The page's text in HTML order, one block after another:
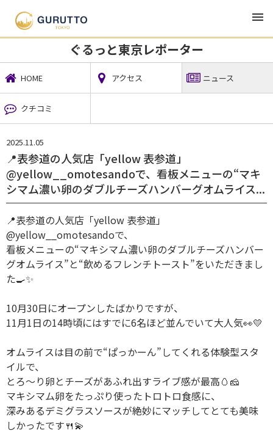
TOP
ぐるっと東京レポーター
HOME アクセス ニュース
クチコミ
2025.11.05
📍表参道の人気店「yellow 表参道」
@yellow__omotesandoで、看板メニューの“マキ
シマム濃い卵のダブルチーズハンバーグオムライス...
📍表参道の人気店「yellow 表参道」
@yellow__omotesandoで、
看板メニューの“マキシマム濃い卵のダブルチーズハンバー
グオムライス”と“飲めるフレンチトースト”をいただきまし
た🍳✨
10月30日にオープンしたばかりですが、
11月1日の14時頃にはすでに6名ほど並んでいて大人気👀💛
オムライスは目の前で“ぱっかーん”してくれる体験型スタ
イルで、
とろ～り卵とチーズがあふれ出すライブ感が最高🥚🧀
マキシマム卵をたっぷり使ったトロトロ食感に、
深みあるデミグラスソースが絶妙にマッチしてとても美味
しかったです🍴💫